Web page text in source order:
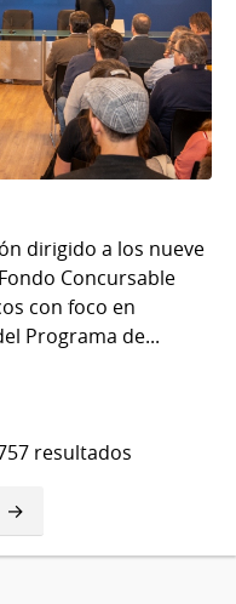
dirigido a los nueve
Concursable
con foco en
Programa de...
resultados